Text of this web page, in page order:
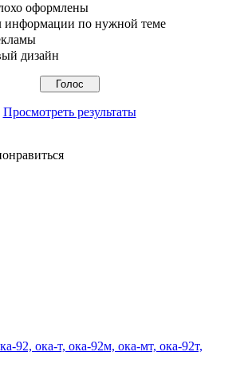
оформлены
информации по нужной теме
дизайн
Просмотреть результаты
92, ока-т, ока-92м, ока-мт, ока-92т,